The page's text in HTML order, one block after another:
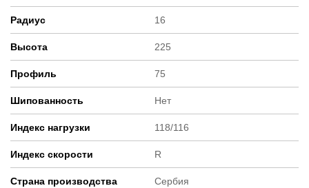
Радиус 16
Высота 225
Профиль 75
Шипованность Нет
Индекс нагрузки 118/116
Индекс скорости R
Страна производства Сербия